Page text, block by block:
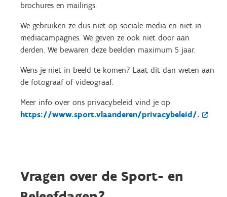
brochures en mailings.
We gebruiken ze dus niet op sociale media en niet in
mediacampagnes. We geven ze ook niet door aan
derden. We bewaren deze beelden maximum 5 jaar.
Wens je niet in beeld te komen? Laat dit dan weten aan
de fotograaf of videograaf.
Meer info over ons privacybeleid vind je op
https://www.sport.vlaanderen/privacybeleid/.
Vragen over de Sport- en